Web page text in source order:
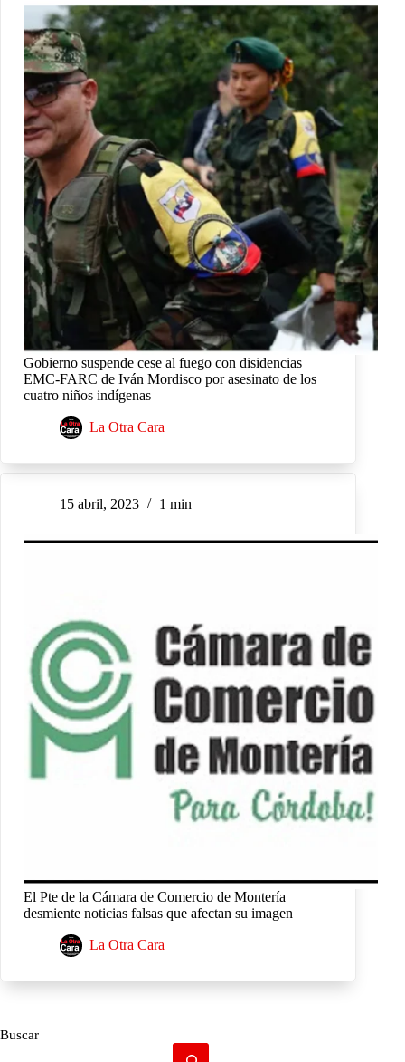
Gobierno suspende cese al fuego con disidencias
EMC-FARC de Iván Mordisco por asesinato de los
cuatro niños indígenas
La Otra Cara
15 abril, 2023 1 min
El Pte de la Cámara de Comercio de Montería
desmiente noticias falsas que afectan su imagen
La Otra Cara
Buscar